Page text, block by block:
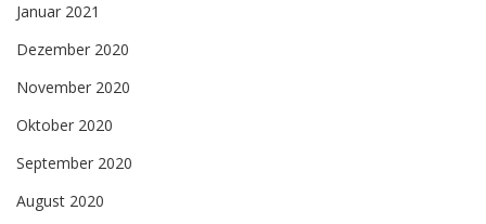
Januar 2021
Dezember 2020
November 2020
Oktober 2020
September 2020
August 2020